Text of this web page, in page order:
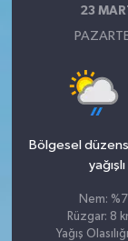
23
Bölgesel
yağışlı
Nem:
Rüzgar: 8
Yağış